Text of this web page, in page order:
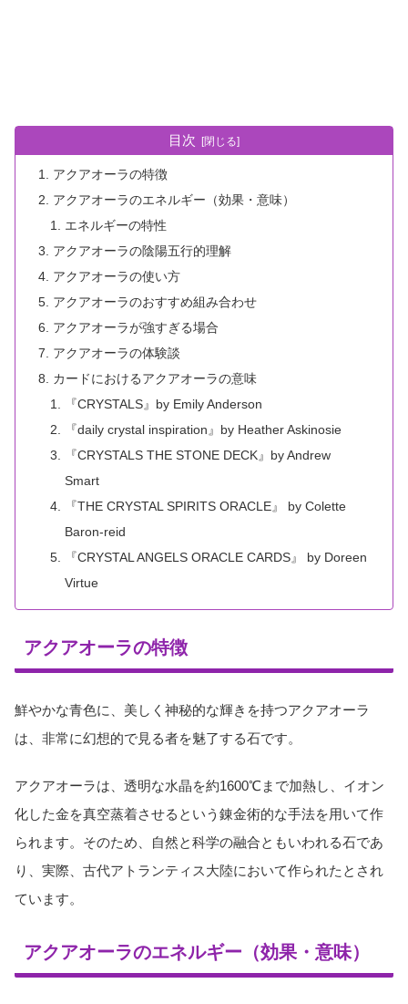
目次
アクアオーラの特徴
アクアオーラのエネルギー（効果・意味）
エネルギーの特性
アクアオーラの陰陽五行的理解
アクアオーラの使い方
アクアオーラのおすすめ組み合わせ
アクアオーラが強すぎる場合
アクアオーラの体験談
カードにおけるアクアオーラの意味
『CRYSTALS』by Emily Anderson
『daily crystal inspiration』by Heather Askinosie
『CRYSTALS THE STONE DECK』by Andrew
Smart
『THE CRYSTAL SPIRITS ORACLE』 by Colette
Baron-reid
『CRYSTAL ANGELS ORACLE CARDS』 by Doreen
Virtue
アクアオーラの特徴
鮮やかな青色に、美しく神秘的な輝きを持つアクアオーラ
は、非常に幻想的で見る者を魅了する石です。
アクアオーラは、透明な水晶を約1600℃まで加熱し、イオン
化した金を真空蒸着させるという錬金術的な手法を用いて作
られます。そのため、自然と科学の融合ともいわれる石であ
り、実際、古代アトランティス大陸において作られたとされ
ています。
アクアオーラのエネルギー（効果・意味）